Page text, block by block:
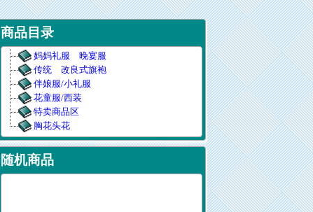
商品目录
妈妈礼服 晚宴服
传统 改良式旗袍
伴娘服/小礼服
花童服/西装
特卖商品区
胸花头花
随机商品